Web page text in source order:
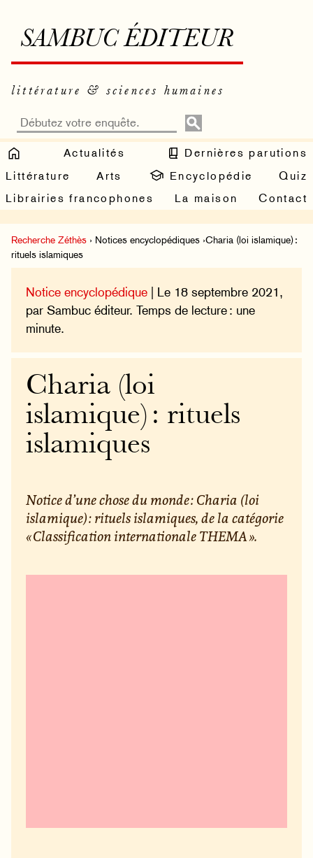
SAMBUC ÉDITEUR
littérature & sciences humaines
Actualités
Dernières parutions
Littérature
Arts Encyclopédie
Quiz
Librairies francophones
La maison Contact
Recherche Zéthès › Notices encyclopédiques ›Charia (loi islamique) :
rituels islamiques
Notice encyclopédique | Le 18 septembre 2021,
par Sambuc éditeur. Temps de lecture : une
minute.
Charia (loi
islamique) : rituels
islamiques
Notice d’une chose du monde : Charia (loi
islamique) : rituels islamiques, de la catégorie
« Classification internationale THEMA ».